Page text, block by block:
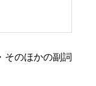
そのほかの副詞